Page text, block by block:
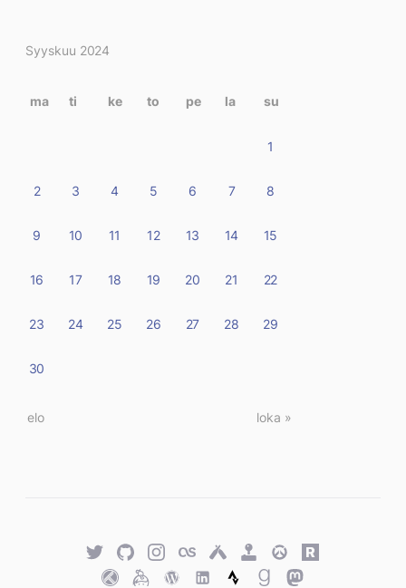
Kirjoitukset
Syyskuu 2024
ma ti ke to pe la su
1
2 3 4 5 6 7 8
9 10 11 12 13 14 15
16 17 18 19 20 21 22
23 24 25 26 27 28 29
30
« elo loka »
TwitterGitHubTwitterLast.fmUntappd
Retro
Achievements
Overwatch
Rawg.io
TraktKeybaseWordPress
WordPress
StravaGoodreads
Mastodon